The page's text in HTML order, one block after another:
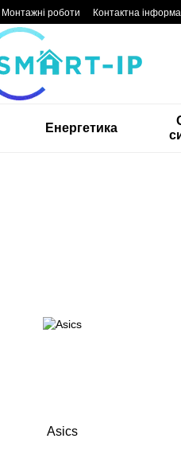
Монтажні роботи Контактна
Енергетика
Asics